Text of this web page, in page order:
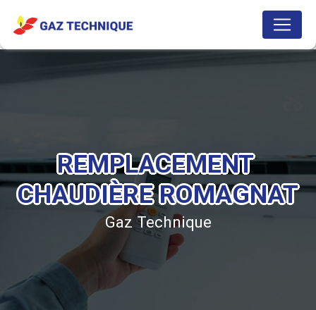
REMPLACEMENT
CHAUDIÈRE ROMAGNAT
Gaz Technique